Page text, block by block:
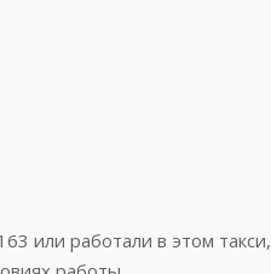
или работали в этом такси,